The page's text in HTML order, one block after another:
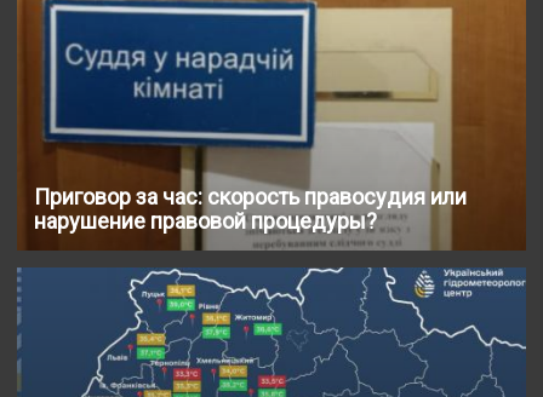
Приговор за час: скорость правосудия или
нарушение правовой процедуры?